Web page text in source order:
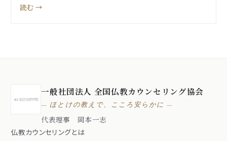
読む →
一般社団法人 全国仏教カウンセリング協会
— ほとけの教えで、こころ安らかに —
代表理事 岡本一志
仏教カウンセリングとは